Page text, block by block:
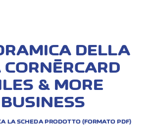
DELLA
& MORE
BUSINESS
LA SCHEDA PRODOTTO (FORMATO PDF)